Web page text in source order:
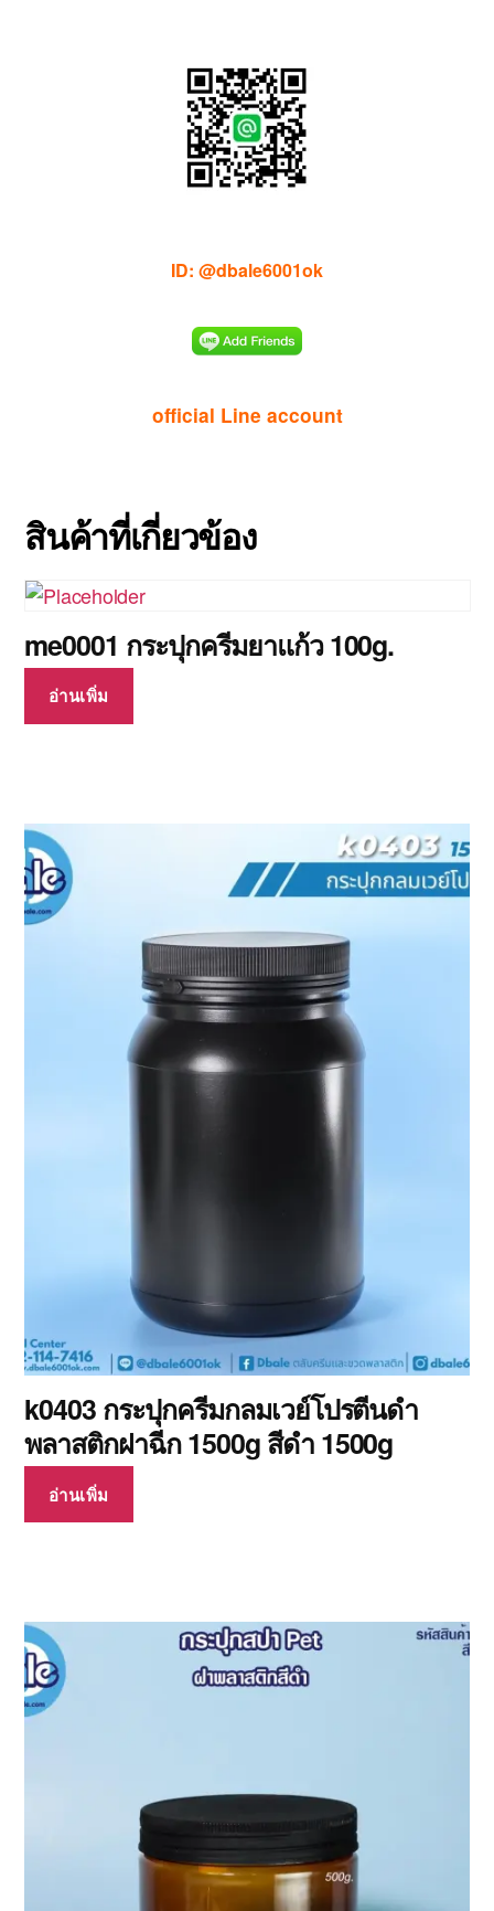
ID: @dbale6001ok
official Line account
สินค้าที่เกี่ยวข้อง
me0001 กระปุกครีมยาแก้ว 100g.
อ่านเพิ่ม
k0403 กระปุกครีมกลมเวย์โปรตีนดำ
พลาสติกฝาฉีก 1500g สีดำ 1500g
อ่านเพิ่ม